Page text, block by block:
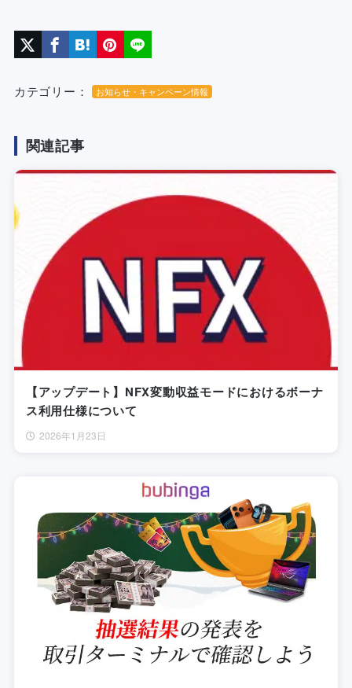
カテゴリー： お知らせ・キャンペーン情報
関連記事
【アップデート】NFX変動収益モードにおけるボーナ
ス利用仕様について
2026年1月23日